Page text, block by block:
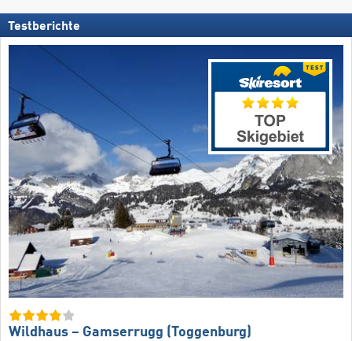
Testberichte
Wildhaus – Gamserrugg (Toggenburg)